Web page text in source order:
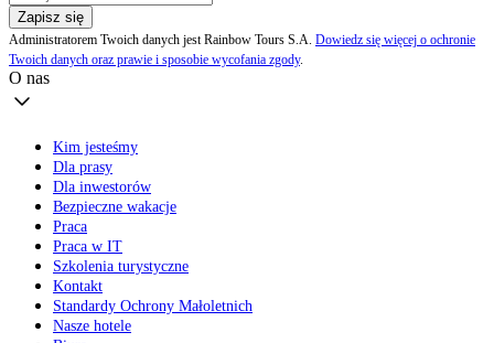
Zapisz się
Administratorem Twoich danych jest Rainbow Tours S.A. Dowiedz się więcej o ochronie
Twoich danych oraz prawie i sposobie wycofania zgody.
O nas
Kim jesteśmy
Dla prasy
Dla inwestorów
Bezpieczne wakacje
Praca
Praca w IT
Szkolenia turystyczne
Kontakt
Standardy Ochrony Małoletnich
Nasze hotele